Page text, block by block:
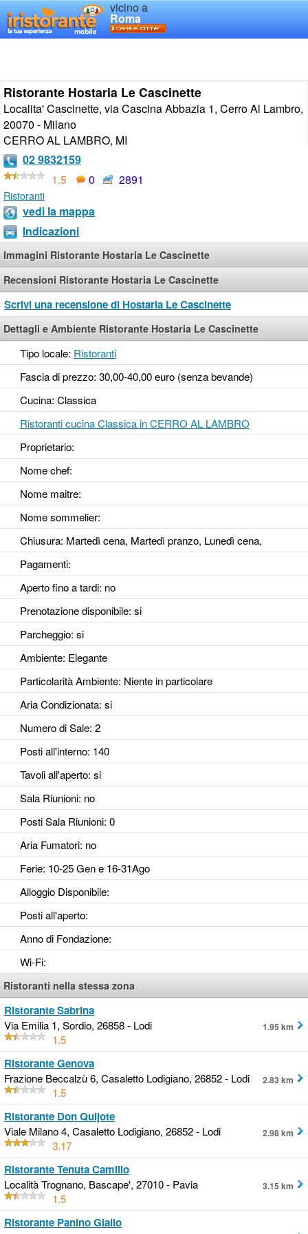
vicino a
Roma
Ristorante Hostaria Le Cascinette
Localita' Cascinette, via Cascina Abbazia 1, Cerro Al Lambro,
20070 - Milano
CERRO AL LAMBRO, MI
02 9832159
1.5
0 2891
Ristoranti
vedi la mappa
Indicazioni
Immagini Ristorante Hostaria Le Cascinette
Recensioni Ristorante Hostaria Le Cascinette
Scrivi una recensione di Hostaria Le Cascinette
Dettagli e Ambiente Ristorante Hostaria Le Cascinette
Tipo locale: Ristoranti
Fascia di prezzo: 30,00-40,00 euro (senza bevande)
Cucina: Classica
Ristoranti cucina Classica in CERRO AL LAMBRO
Proprietario:
Nome chef:
Nome maitre:
Nome sommelier:
Chiusura: Martedì cena, Martedì pranzo, Lunedì cena,
Pagamenti:
Aperto fino a tardi: no
Prenotazione disponibile: si
Parcheggio: si
Ambiente: Elegante
Particolarità Ambiente: Niente in particolare
Aria Condizionata: si
Numero di Sale: 2
Posti all'interno: 140
Tavoli all'aperto: si
Sala Riunioni: no
Posti Sala Riunioni: 0
Aria Fumatori: no
Ferie: 10-25 Gen e 16-31Ago
Alloggio Disponibile:
Posti all'aperto:
Anno di Fondazione:
Wi-Fi:
Ristoranti nella stessa zona
Ristorante Sabrina
Via Emilia 1, Sordio, 26858 - Lodi
1.5
1.95 km
Ristorante Genova
Frazione Beccalzù 6, Casaletto Lodigiano, 26852 - Lodi
1.5
2.83 km
Ristorante Don Quijote
Viale Milano 4, Casaletto Lodigiano, 26852 - Lodi
3.17
2.98 km
Ristorante Tenuta Camillo
Località Trognano, Bascape', 27010 - Pavia
1.5
3.15 km
Ristorante Panino Giallo